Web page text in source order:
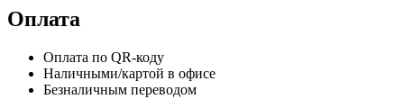
Оплата
Оплата по QR-коду
Наличными/картой в офисе
Безналичным переводом